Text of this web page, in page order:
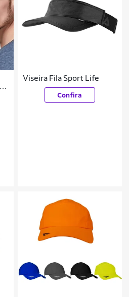
Viseira Fila Sport Life
Confira